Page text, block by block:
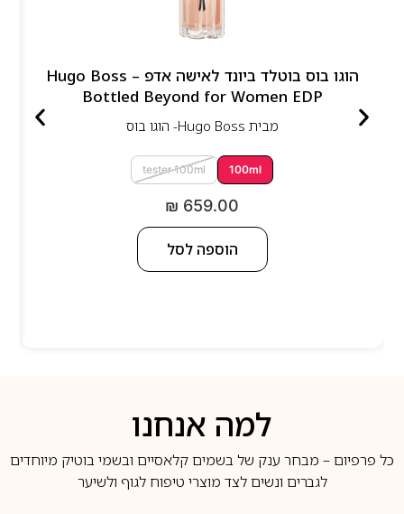
הוגו בוס בוטלד ביונד לאישה אדפ – Hugo Boss
Bottled Beyond for Women EDP
מבית Hugo Boss- הוגו בוס
100ml
tester 100ml
₪ 659.00
הוספה לסל
למה אנחנו
כל פרפיום – מבחר ענק של בשמים קלאסיים ובשמי בוטיק מיוחדים
לגברים ונשים לצד מוצרי טיפוח לגוף ולשיער